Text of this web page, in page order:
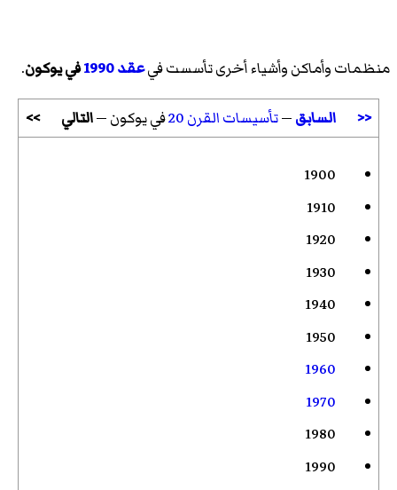
منظمات وأماكن وأشياء أخرى تأسست فيعقد 1990 في يوكون.
<< السابق—تأسيسات القرن 20 في يوكون —التالي >>
1900
1910
1920
1930
1940
1950
1960
1970
1980
1990